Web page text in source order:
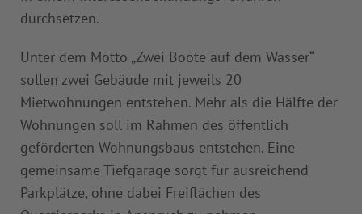
durchsetzen.
Unter dem Motto „Zwei Boote auf dem Wasser“
sollen zwei Gebäude mit jeweils 20
Mietwohnungen entstehen. Mehr als die Hälfte der
Wohnungen soll im Rahmen des öffentlich
geförderten Wohnungsbaus entstehen. Eine
gemeinsame Tiefgarage sorgt für ausreichend
Parkplätze, ohne dabei Freiflächen des